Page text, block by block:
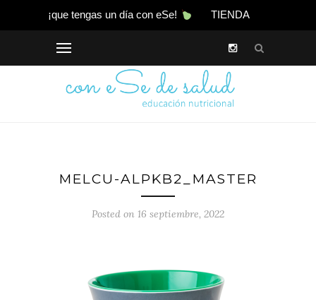
¡que tengas un día con eSe! TIENDA
MELCU-ALPKB2_MASTER
Posted on 16 septiembre, 2022